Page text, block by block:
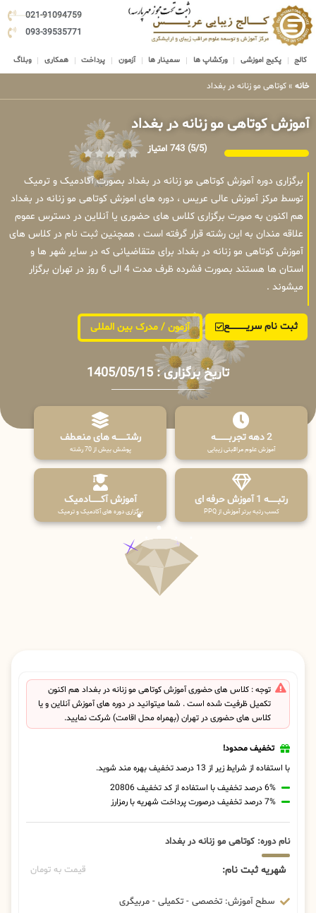
021-91094759
093-39535771
کالج پکیج اموزشی ورکشاپ ها سمینار ها آزمون پرداخت همکاری وبلاگ
خانه » کوتاهی مو زنانه در بغداد
آموزش کوتاهی مو زنانه در بغداد
(5/5) 743 امتیاز
برگزاری دوره آموزش کوتاهی مو زنانه در بغداد بصورت آکادمیک و ترمیک
توسط مرکز آموزش عالی عریس ، دوره های اموزش کوتاهی مو زنانه در بغداد
هم اکنون به صورت برگزاری کلاس های حضوری یا آنلاین در دسترس عموم
علاقه مندان به این رشته قرار گرفته است ، همچنین ثبت نام در کلاس های
آموزش کوتاهی مو زنانه در بغداد برای متقاضیانی که در سایر شهر ها و
استان ها هستند بصورت فشرده ظرف مدت 4 الی 6 روز در تهران برگزار
میشوند .
ثبت نام سریــــــــــــع آزمون / مدرک بین المللی
تاریخ برگزاری : 1405/05/15
2 دهه تجربـــــــــه
آموزش علوم مراقبتی زیبایی
رشتـــــــه های منعطف
پوشش بیش از 70 رشته
رتبــــــه 1 آموزش حرفه ای
کسب رتبه برتر آموزش از PPQ
آموزش آکـــــــادمیک
برگزاری دوره های آکادمیک و ترمیک
توجه : کلاس های حضوری آموزش کوتاهی مو زنانه در بغداد هم اکنون
تکمیل ظرفیت شده است . شما میتوانید در دوره های آموزش آنلاین و یا
کلاس های حضوری در تهران (بهمراه محل اقامت) شرکت نمایید.
تخفیف محدود!
با استفاده از شرایط زیر از 13 درصد تخفیف بهره مند شوید.
6% درصد تخفیف با استفاده از کد تخفیف 20806
7% درصد تخفیف درصورت پرداخت شهریه با رمزارز
نام دوره: کوتاهی مو زنانه در بغداد
شهریه ثبت نام: قیمت به تومان
سطح آموزش: تخصصی - تکمیلی - مربیگری